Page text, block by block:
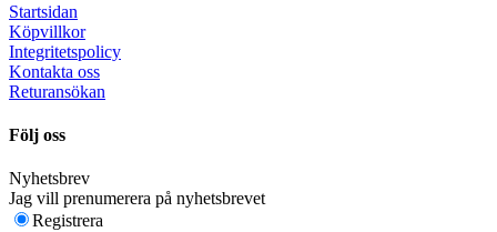
Startsidan
Köpvillkor
Integritetspolicy
Kontakta oss
Returansökan
Följ oss
Nyhetsbrev
Jag vill prenumerera på nyhetsbrevet
Registrera